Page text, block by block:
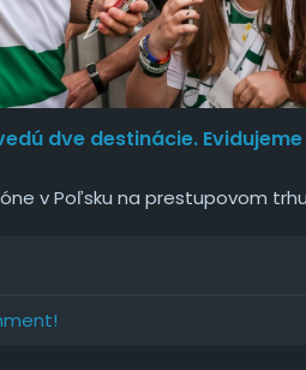
dve destinácie.
v Poľsku na prestupovom